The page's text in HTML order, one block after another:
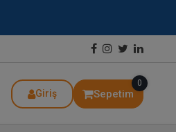
Giriş Sepetim
0